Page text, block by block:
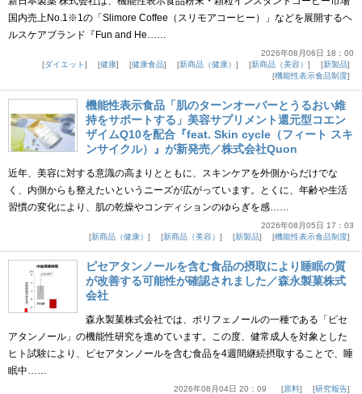
国内売上No.1※1の「Slimore Coffee（スリモアコーヒー）」などを展開するヘ
ルスケアブランド『Fun and He……
2026年08月06日 18：00
ダイエット
健康 健康食品 新商品（健康） 新商品（美容）
新製品
機能性表示食品制度
機能性表示食品「肌のターンオーバーとうるおい維
持をサポートする」美容サプリメント還元型コエン
ザイムQ10を配合『feat. Skin cycle（フィート スキ
ンサイクル）』が新発売／株式会社Quon
近年、美容に対する意識の高まりとともに、スキンケアを外側からだけでな
く、内側からも整えたいというニーズが広がっています。とくに、年齢や生活
習慣の変化により、肌の乾燥やコンディションのゆらぎを感……
2026年08月05日 17：03
新商品（健康）
新商品（美容） 新製品 機能性表示食品制度
ピセアタンノールを含む食品の摂取により睡眠の質
が改善する可能性が確認されました／森永製菓株式
会社
森永製菓株式会社では、ポリフェノールの一種である「ピセ
アタンノール」の機能性研究を進めています。この度、健常成人を対象とした
ヒト試験により、ピセアタンノールを含む食品を4週間継続摂取することで、睡
眠中……
2026年08月04日 20：09 原料 研究報告